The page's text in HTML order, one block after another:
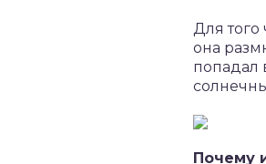
Для того
она
попадал
Почему